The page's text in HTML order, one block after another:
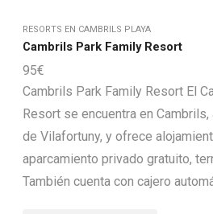
RESORTS EN CAMBRILS PLAYA
Cambrils Park Family Resort
95€
Cambrils Park Family Resort El
Resort se encuentra en
de Vilafortuny, y ofrece
aparcamiento privado gratuito,
También cuenta con cajero